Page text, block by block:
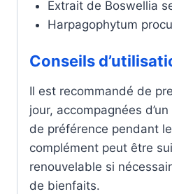
Extrait de Boswellia
Harpagophytum
Conseils
Il est recommandé de
jour, accompagnées
de préférence pendant
complément peut être
renouvelable si
de bienfaits.